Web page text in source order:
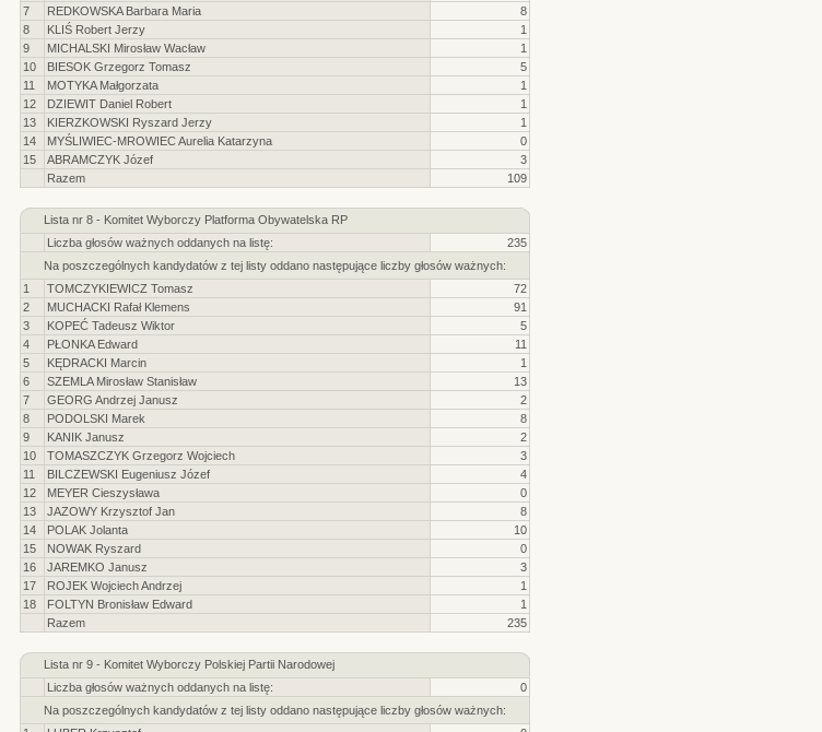
7
REDKOWSKA Barbara Maria
8
8
KLIŚ Robert Jerzy
1
9
MICHALSKI Mirosław Wacław
1
10
BIESOK Grzegorz Tomasz
5
11
MOTYKA Małgorzata
1
12
DZIEWIT Daniel Robert
1
13
KIERZKOWSKI Ryszard Jerzy
1
14
MYŚLIWIEC-MROWIEC Aurelia Katarzyna
0
15
ABRAMCZYK Józef
3
Razem
109
Lista nr 8 - Komitet Wyborczy Platforma Obywatelska RP
Liczba głosów ważnych oddanych na listę:
235
Na poszczególnych kandydatów z tej listy oddano następujące liczby głosów ważnych:
1
TOMCZYKIEWICZ Tomasz
72
2
MUCHACKI Rafał Klemens
91
3
KOPEĆ Tadeusz Wiktor
5
4
PŁONKA Edward
11
5
KĘDRACKI Marcin
1
6
SZEMLA Mirosław Stanisław
13
7
GEORG Andrzej Janusz
2
8
PODOLSKI Marek
8
9
KANIK Janusz
2
10
TOMASZCZYK Grzegorz Wojciech
3
11
BILCZEWSKI Eugeniusz Józef
4
12
MEYER Cieszysława
0
13
JAZOWY Krzysztof Jan
8
14
POLAK Jolanta
10
15
NOWAK Ryszard
0
16
JAREMKO Janusz
3
17
ROJEK Wojciech Andrzej
1
18
FOLTYN Bronisław Edward
1
Razem
235
Lista nr 9 - Komitet Wyborczy Polskiej Partii Narodowej
Liczba głosów ważnych oddanych na listę:
0
Na poszczególnych kandydatów z tej listy oddano następujące liczby głosów ważnych: